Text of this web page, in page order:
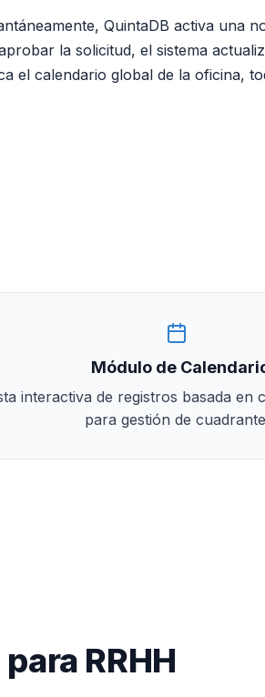
QuintaDB activa una
la solicitud, el sistema
el calendario global de la oficina,
Módulo de
interactiva de registros basada en
para gestión de
RRHH